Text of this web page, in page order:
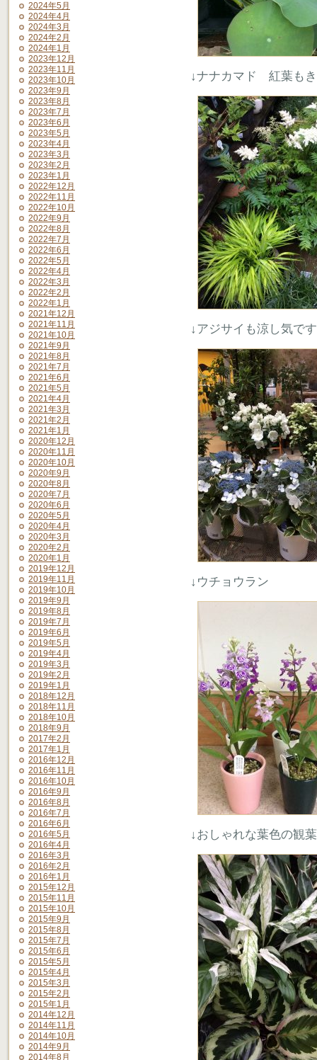
2024年5月
2024年4月
2024年3月
2024年2月
2024年1月
2023年12月
2023年11月
2023年10月
2023年9月
2023年8月
2023年7月
2023年6月
2023年5月
2023年4月
2023年3月
2023年2月
2023年1月
2022年12月
2022年11月
2022年10月
2022年9月
2022年8月
2022年7月
2022年6月
2022年5月
2022年4月
2022年3月
2022年2月
2022年1月
2021年12月
2021年11月
2021年10月
2021年9月
2021年8月
2021年7月
2021年6月
2021年5月
2021年4月
2021年3月
2021年2月
2021年1月
2020年12月
2020年11月
2020年10月
2020年9月
2020年8月
2020年7月
2020年6月
2020年5月
2020年4月
2020年3月
2020年2月
2020年1月
2019年12月
2019年11月
2019年10月
2019年9月
2019年8月
2019年7月
2019年6月
2019年5月
2019年4月
2019年3月
2019年2月
2019年1月
2018年12月
2018年11月
2018年10月
2018年9月
2017年2月
2017年1月
2016年12月
2016年11月
2016年10月
2016年9月
2016年8月
2016年7月
2016年6月
2016年5月
2016年4月
2016年3月
2016年2月
2016年1月
2015年12月
2015年11月
2015年10月
2015年9月
2015年8月
2015年7月
2015年6月
2015年5月
2015年4月
2015年3月
2015年2月
2015年1月
2014年12月
2014年11月
2014年10月
2014年9月
2014年8月
↓ナナカマド 紅葉も
↓アジサイも涼し気で
↓ウチョウラン
↓おしゃれな葉色の観